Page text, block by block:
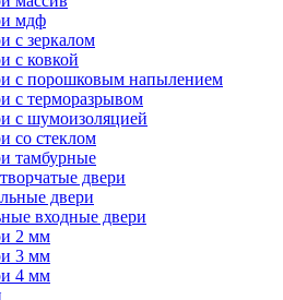
мдф
с зеркалом
с ковкой
с порошковым напылением
с терморазрывом
с шумоизоляцией
со стеклом
тамбурные
двери
двери
входные двери
2 мм
3 мм
4 мм